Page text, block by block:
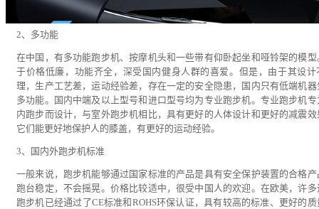
2、多功能
在中国，有多功能跑步机、按摩机头和一些带有仰卧起坐和哑铃架的模型
于价格低廉，功能齐全，深受国内健身人群的喜爱。但是，由于其设计
理，生产工艺差，运动经验差，存在一定的安全隐患，国内只有低端机器
多功能。国内中端及以上型号和进口型号均为专业跑步机。专业跑步机专
内跑步而设计，与室外跑步机相比，具有更好的人体设计和更好的减震效
它们能更好地保护人的膝盖，有更好的运动经验。
3、国内外跑步机标准
一般来说，跑步机能够通过国家标准的产品是具有安全保护装置的合格产
跑台稳定，不会摇晃。价格比较适中，很受中国人的欢迎。在欧美，许多
跑步机已经通过了CE标准和ROHS环保认证，具有较高的标准、更好的质